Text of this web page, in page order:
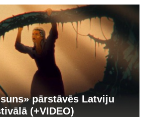
pārstāvēs Latviju
(+VIDEO)